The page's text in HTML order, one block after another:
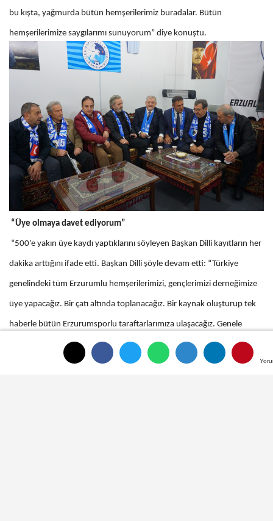
bu kışta, yağmurda bütün hemşerilerimiz buradalar. Bütün
hemşerilerimize saygılarımı sunuyorum” diye konuştu.
“Üye olmaya davet ediyorum”
“500'e yakın üye kaydı yaptıklarını söyleyen Başkan Dilli kayıtların her
dakika arttığını ifade etti. Başkan Dilli şöyle devam etti: “Türkiye
genelindeki tüm Erzurumlu hemşerilerimizi, gençlerimizi derneğimize
üye yapacağız. Bir çatı altında toplanacağız. Bir kaynak oluşturup tek
haberle bütün Erzurumsporlu taraftarlarımıza ulaşacağız. Genele
yayacağız. Bütün illerimizde belki temsilciliğimiz olacak. Böyle bir
çalışma yapıyoruz. Tüm Erzurumlu hemşerilerimizi, gençlerimizi üye